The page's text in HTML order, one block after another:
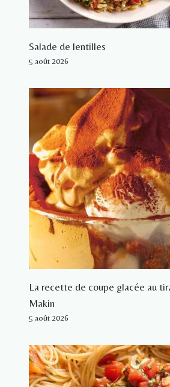
Salade de lentilles
5 août 2026
La recette de coupe glacée au
Makin
5 août 2026